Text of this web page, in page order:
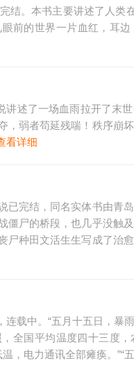
结。本书主要讲述了人类
前的世界一片血红，耳
述了一场血雨拉开了末
弱者苟延残喘！秩序崩
看详细
已完结，同名实体书由青
尸的桥段，也几乎没触
种田文活生生写成了治
载中。“五月十五日，暴
全国平均温度四十三度
，电力通讯全部瘫痪。